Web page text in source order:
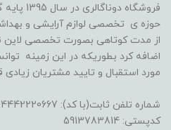
فروشگاه
حوزه ی تخصصی لوازم آرایشی و
از مدت کوتاهی بصورت تخصصی لاین
اضافه کرد بطوریکه در این زمینه
مورد استقبال و تایید مشتریان زیادی
شماره تلفن ثابت(با کد): 04442220667
کدپستی: 5913783814